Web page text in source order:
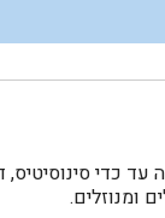
כדי סינוסיטיס,
ומנוזלים.